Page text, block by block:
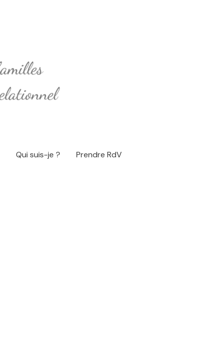
Qui suis-je ? Prendre RdV